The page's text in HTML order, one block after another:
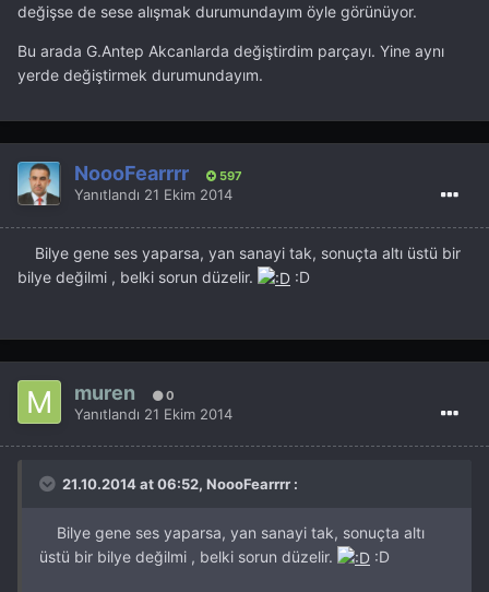
değişse de sese alışmak durumundayım öyle görünüyor.
Bu arada G.Antep Akcanlarda değiştirdim parçayı. Yine aynı
yerde değiştirmek durumundayım.
NoooFearrrr 597
Yanıtlandı 21 Ekim 2014
Bilye gene ses yaparsa, yan sanayi tak, sonuçta altı üstü bir
bilye değilmi , belki sorun düzelir.
:D
muren 0
Yanıtlandı 21 Ekim 2014
21.10.2014 at 06:52, NoooFearrrr :
Bilye gene ses yaparsa, yan sanayi tak, sonuçta altı
üstü bir bilye değilmi , belki sorun düzelir.
:D